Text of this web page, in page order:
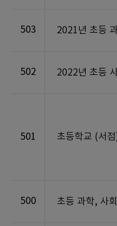
503 2021년 초등
502 2022년 초등
501 초등학교 (서
500 초등 과학, 사